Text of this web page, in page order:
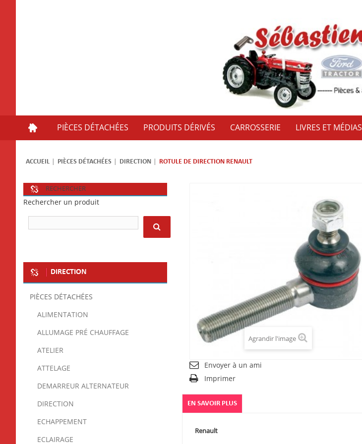
PIÈCES DÉTACHÉES PRODUITS DÉRIVÉS CARROSSERIE LIVRES ET MÉDIAS
ACCUEIL PIÈCES DÉTACHÉES DIRECTION ROTULE DE DIRECTION RENAULT
RECHERCHER
Rechercher un produit
DIRECTION
PIÈCES DÉTACHÉES
ALIMENTATION
ALLUMAGE PRÉ CHAUFFAGE
ATELIER
ATTELAGE
DEMARREUR ALTERNATEUR
DIRECTION
ECHAPPEMENT
ECLAIRAGE
Agrandir l'image
Envoyer à un ami
Imprimer
EN SAVOIR PLUS
Renault